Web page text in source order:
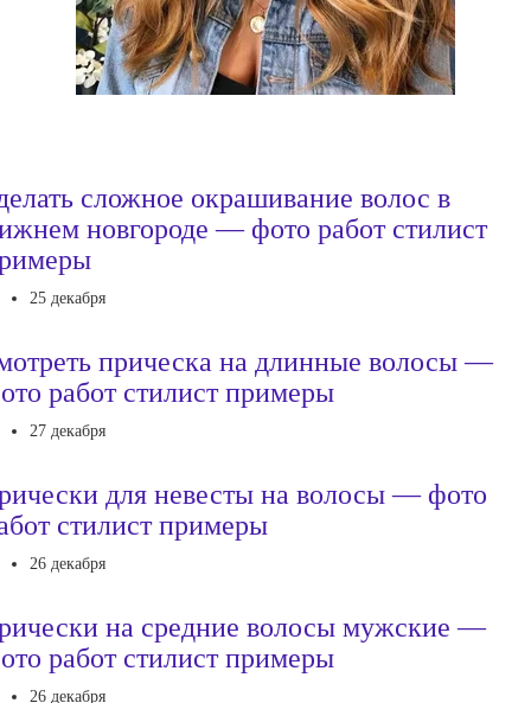
сложное окрашивание волос в
новгороде — фото работ стилист
25 декабря
прическа на длинные волосы —
работ стилист примеры
27 декабря
для невесты на волосы — фото
стилист примеры
26 декабря
на средние волосы мужские —
работ стилист примеры
26 декабря